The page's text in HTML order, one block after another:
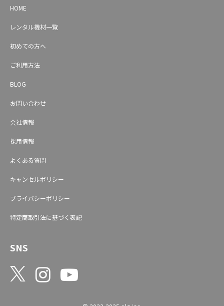
HOME
レンタル機材一覧
初めての方へ
ご利用方法
BLOG
お問い合わせ
会社情報
採用情報
よくある質問
キャンセルポリシー
プライバシーポリシー
特定商取引法に基づく表記
SNS